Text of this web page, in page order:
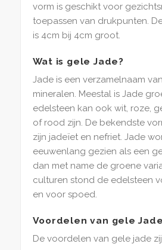
vorm is geschikt voor
toepassen van drukpunten.
is 4cm bij 4cm groot.
Wat is gele Jade?
Jade is een verzamelnaam
mineralen. Meestal is Jade
edelsteen kan ook wit, roze,
of rood zijn. De bekendste
zijn jadeïet en nefriet. Jade
eeuwenlang gezien als een
dan met name de groene
culturen stond de edelsteen
en voor spoed.
Voordelen van gele Jade
De voordelen van gele jade